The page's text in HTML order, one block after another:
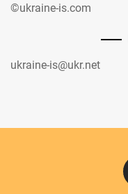
©ukraine-is.com
ukraine-is@ukr.net